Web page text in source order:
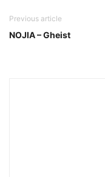
Previous article
NOJIA – Gheist